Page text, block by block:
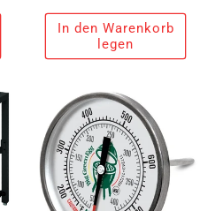
Preis
In den Warenkorb
legen